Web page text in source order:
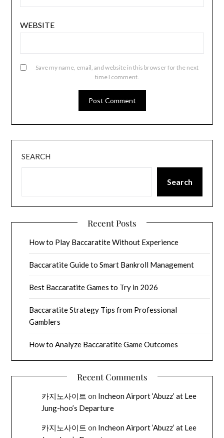
WEBSITE
Save my name, email, and website in this browser for the next
time I comment.
SEARCH
Search
Recent Posts
How to Play Baccaratite Without Experience
Baccaratite Guide to Smart Bankroll Management
Best Baccaratite Games to Try in 2026
Baccaratite Strategy Tips from Professional
Gamblers
How to Analyze Baccaratite Game Outcomes
Recent Comments
카지노사이트 on Incheon Airport ‘Abuzz’ at Lee
Jung-hoo’s Departure
카지노사이트 on Incheon Airport ‘Abuzz’ at Lee